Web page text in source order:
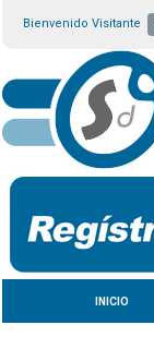
Bienvenido Visitante
INICIO